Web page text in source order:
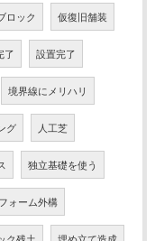
ロック 仮復旧舗装
了 設置完了
境界線にメリハリ
グ 人工芝
独立基礎を使う
ォーム外構